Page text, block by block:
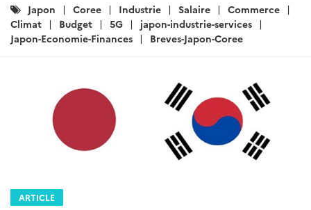
Catégories
:
Japon Coree Industrie Salaire
Commerce
Climat
Budget 5G
japon-industrie-services
Japon-Economie-Finances
Breves-Japon-Coree
ARTICLE